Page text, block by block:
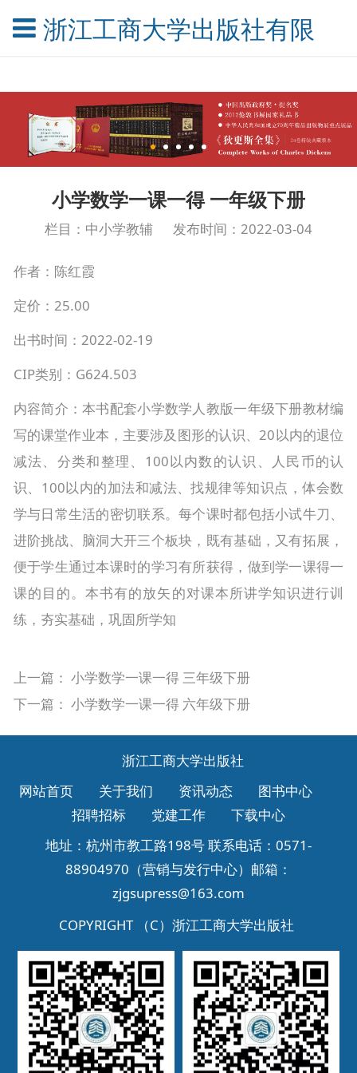
浙江工商大学出版社有限公
小学数学一课一得 一年级下册
栏目：中小学教辅 发布时间：2022-03-04
作者：陈红霞
定价：25.00
出书时间：2022-02-19
CIP类别：G624.503
内容简介：本书配套小学数学人教版一年级下册教材编
写的课堂作业本，主要涉及图形的认识、20以内的退位
减法、分类和整理、100以内数的认识、人民币的认
识、100以内的加法和减法、找规律等知识点，体会数
学与日常生活的密切联系。每个课时都包括小试牛刀、
进阶挑战、脑洞大开三个板块，既有基础，又有拓展，
便于学生通过本课时的学习有所获得，做到学一课得一
课的目的。本书有的放矢的对课本所讲学知识进行训
练，夯实基础，巩固所学知
上一篇： 小学数学一课一得 三年级下册
下一篇： 小学数学一课一得 六年级下册
浙江工商大学出版社
网站首页
关于我们 资讯动态
图书中心
招聘招标
党建工作
下载中心
地址：杭州市教工路198号 联系电话：0571-
88904970（营销与发行中心）邮箱：
zjgsupress@163.com
COPYRIGHT （C）浙江工商大学出版社